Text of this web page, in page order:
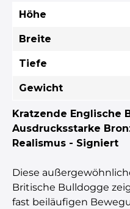
Höhe
Breite
Tiefe
Gewicht
Kratzende Englische
Ausdrucksstarke
Realismus - Signiert
Diese
Britische Bulldogge
fast beiläufigen